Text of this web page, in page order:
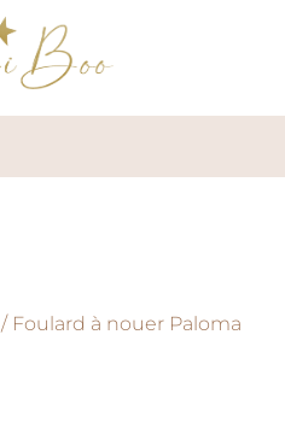
/ Foulard à nouer Paloma